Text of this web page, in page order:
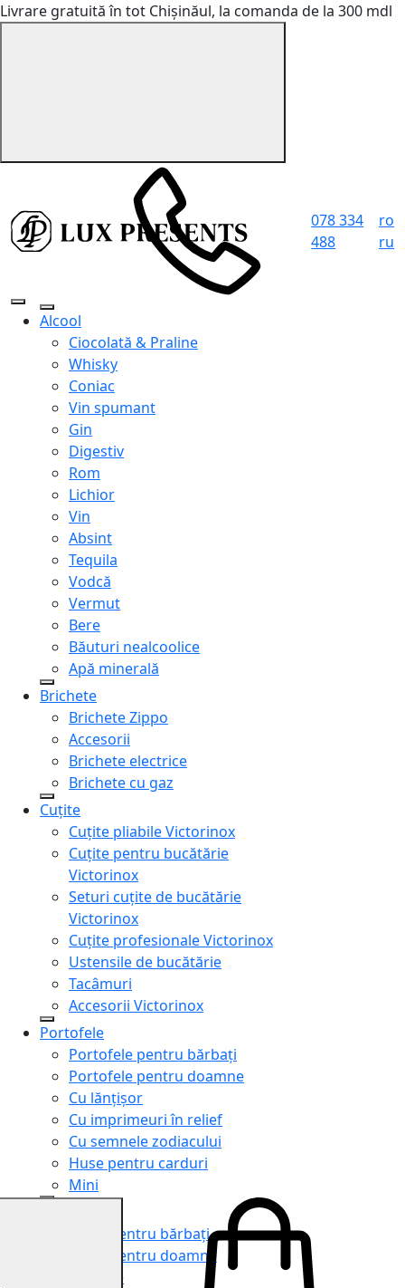
Livrare gratuită în tot Chișinăul, la comanda de la 300 mdl
078 334
488
ro
ru
Alcool
Ciocolată & Praline
Whisky
Coniac
Vin spumant
Gin
Digestiv
Rom
Lichior
Vin
Absint
Tequila
Vodcă
Vermut
Bere
Băuturi nealcoolice
Apă minerală
Brichete
Brichete Zippo
Accesorii
Brichete electrice
Brichete cu gaz
Cuțite
Cuțite pliabile Victorinox
Cuțite pentru bucătărie
Victorinox
Seturi cuțite de bucătărie
Victorinox
Cuțite profesionale Victorinox
Ustensile de bucătărie
Tacâmuri
Accesorii Victorinox
Portofele
Portofele pentru bărbați
Portofele pentru doamne
Cu lănțișor
Cu imprimeuri în relief
Cu semnele zodiacului
Huse pentru carduri
Mini
Genți pentru bărbați
Genți pentru doamne
Serviete